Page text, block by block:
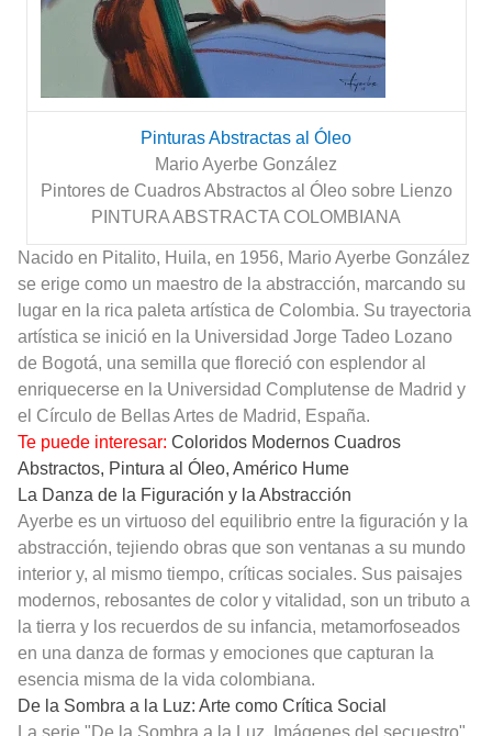
Pinturas Abstractas al Óleo
Mario Ayerbe González
Pintores de Cuadros Abstractos al Óleo sobre Lienzo
PINTURA ABSTRACTA COLOMBIANA
Nacido en Pitalito, Huila, en 1956, Mario Ayerbe González
se erige como un maestro de la abstracción, marcando su
lugar en la rica paleta artística de Colombia. Su trayectoria
artística se inició en la Universidad Jorge Tadeo Lozano
de Bogotá, una semilla que floreció con esplendor al
enriquecerse en la Universidad Complutense de Madrid y
el Círculo de Bellas Artes de Madrid, España.
Te puede interesar: Coloridos Modernos Cuadros
Abstractos, Pintura al Óleo, Américo Hume
La Danza de la Figuración y la Abstracción
Ayerbe es un virtuoso del equilibrio entre la figuración y la
abstracción, tejiendo obras que son ventanas a su mundo
interior y, al mismo tiempo, críticas sociales. Sus paisajes
modernos, rebosantes de color y vitalidad, son un tributo a
la tierra y los recuerdos de su infancia, metamorfoseados
en una danza de formas y emociones que capturan la
esencia misma de la vida colombiana.
De la Sombra a la Luz: Arte como Crítica Social
La serie "De la Sombra a la Luz. Imágenes del secuestro"